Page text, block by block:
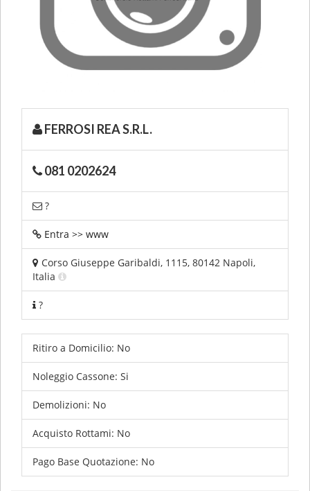
FERROSI REA S.R.L.
081 0202624
?
Entra >> www
Corso Giuseppe Garibaldi, 1115, 80142 Napoli,
Italia
?
Ritiro a Domicilio: No
Noleggio Cassone: Si
Demolizioni: No
Acquisto Rottami: No
Pago Base Quotazione: No